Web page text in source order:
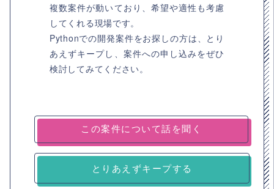
複数案件が動いており、希望や適性も考慮
してくれる現場です。
Pythonでの開発案件をお探しの方は、とり
あえずキープし、案件への申し込みをぜひ
検討してみてください。
とりあえずキープする